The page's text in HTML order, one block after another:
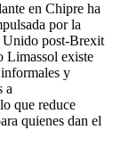
en Chipre ha
por la
Unido post-Brexit
Limassol existe
y
a
que reduce
quienes dan el